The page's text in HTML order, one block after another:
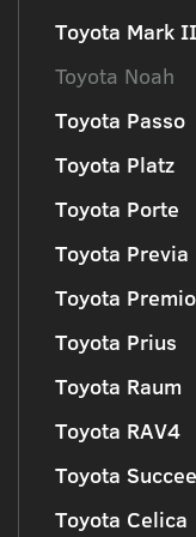
Toyota Mark II
Toyota Noah
Toyota Passo
Toyota Platz
Toyota Porte
Toyota Previa
Toyota Premio
Toyota Prius
Toyota Raum
Toyota RAV4
Toyota
Toyota Celica